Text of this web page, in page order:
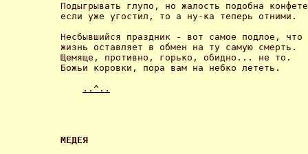
Подыгрывать глупо, но жалость подобна
если уже угостил, то а ну-ка теперь отними.
Несбывшийся праздник - вот самое подлое, что
жизнь оставляет в обмен на ту самую смерть.
Щемяще, противно, горько, обидно... не то.
Божьи коровки, пора вам на небко лететь.
..^..
МЕДЕЯ